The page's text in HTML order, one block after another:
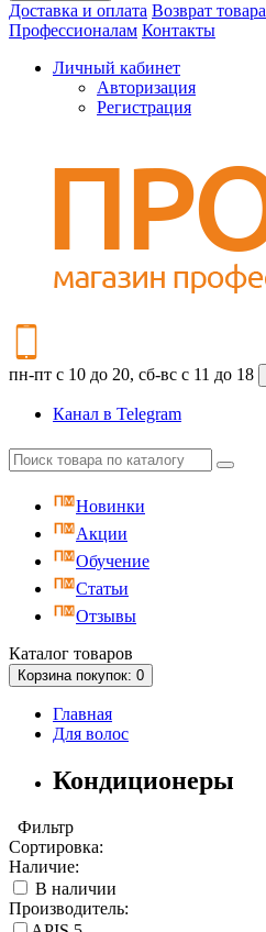
Доставка и оплата Возврат товара
Профессионалам Контакты
Личный кабинет
Авторизация
Регистрация
пн-пт с 10 до 20, сб-вс с 11 до 18
Канал в Telegram
Новинки
Акции
Обучение
Статьи
Отзывы
Каталог товаров
Корзинапокупок: 0
Главная
Для волос
Кондиционеры
Фильтр
Сортировка:
Наличие:
В наличии
Производитель: